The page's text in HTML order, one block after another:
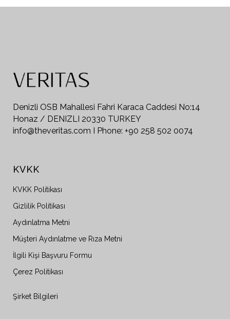
Denizli OSB Mahallesi Fahri Karaca Caddesi No:14
Honaz / DENIZLI 20330 TURKEY
info@theveritas.com I Phone: +90 258 502 0074
KVKK
KVKK Politikası
Gizlilik Politikası
Aydınlatma Metni
Müşteri Aydınlatme ve Rıza Metni
İlgili Kişi Başvuru Formu
Çerez Politikası
Şirket Bilgileri